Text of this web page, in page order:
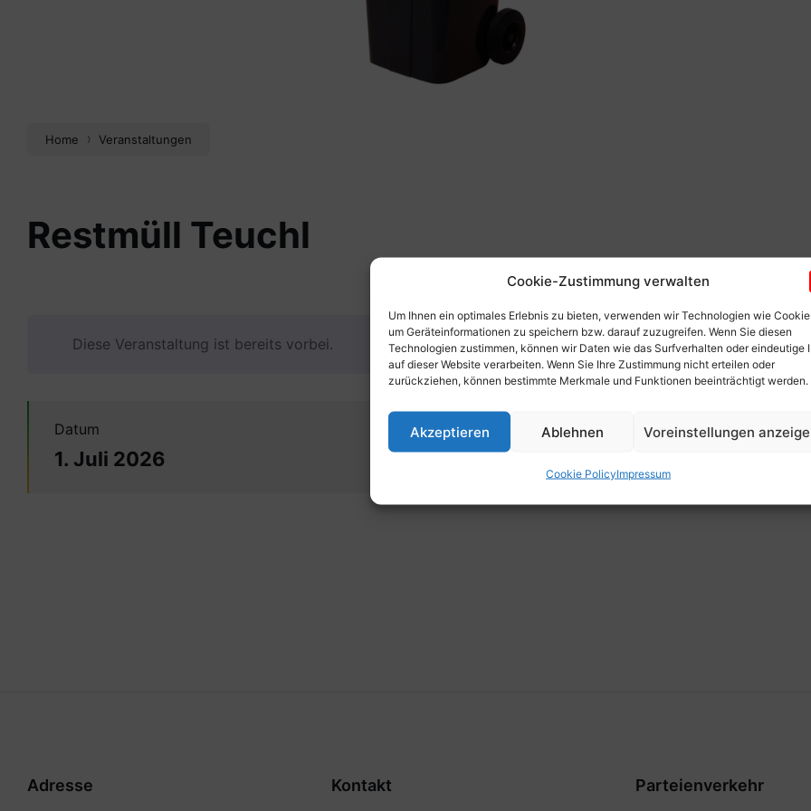
Cookie-Zustimmung verwalten
Um Ihnen ein optimales Erlebnis zu bieten, verwenden wir Technologien wie
um Geräteinformationen zu speichern bzw. darauf zuzugreifen. Wenn Sie diesen
Technologien zustimmen, können wir Daten wie das Surfverhalten oder eindeutige
auf dieser Website verarbeiten. Wenn Sie Ihre Zustimmung nicht erteilen oder
zurückziehen, können bestimmte Merkmale und Funktionen beeinträchtigt werden.
Akzeptieren Ablehnen Voreinstellungen
Cookie PolicyImpressum
Home Veranstaltungen
Restmüll Teuchl
Diese Veranstaltung ist bereits vorbei.
Datum
1. Juli 2026
Zeit
7:00
Adresse Kontakt Parteienverkehr